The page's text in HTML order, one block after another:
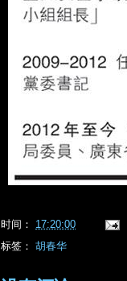
时间： 17:20:00
标签： 胡春华